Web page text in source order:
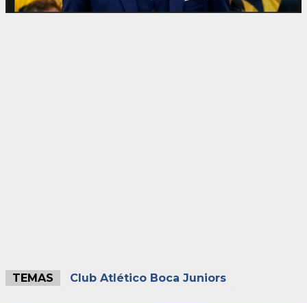
TEMAS Club Atlético Boca Juniors